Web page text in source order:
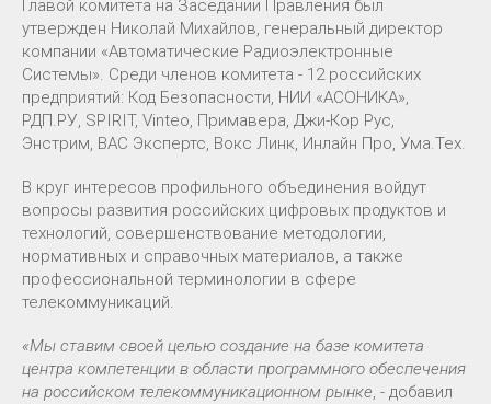
Главой комитета на Заседании Правления был
утвержден Николай Михайлов, генеральный директор
компании «Автоматические Радиоэлектронные
Системы». Среди членов комитета - 12 российских
предприятий: Код Безопасности, НИИ «АСОНИКА»,
РДП.РУ, SPIRIT, Vinteo, Примавера, Джи-Кор Рус,
Энстрим, ВАС Экспертс, Вокс Линк, Инлайн Про, Ума.Тех.
В круг интересов профильного объединения войдут
вопросы развития российских цифровых продуктов и
технологий, совершенствование методологии,
нормативных и справочных материалов, а также
профессиональной терминологии в сфере
телекоммуникаций.
«Мы ставим своей целью создание на базе комитета
центра компетенции в области программного обеспечения
на российском телекоммуникационном рынке, - добавил